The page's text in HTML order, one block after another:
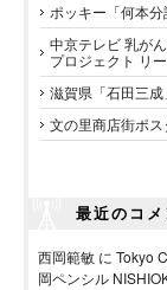
ポッキー「何本分
中京テレビ 乳が
プロジェクト リ
滋賀県「石田三
文の里商店街ポス
最近のコメ
西岡範敏 に Tokyo
岡ペンシル